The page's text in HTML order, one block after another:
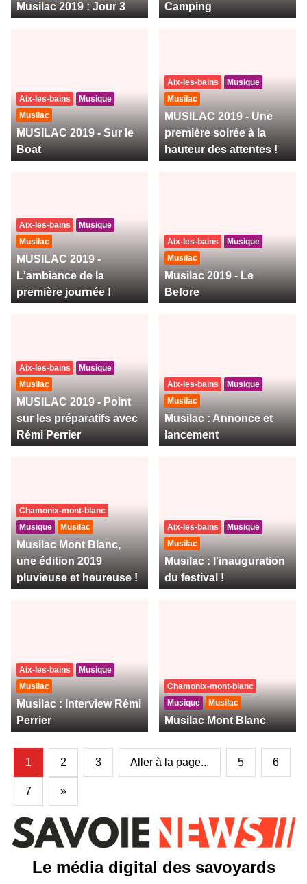
Musilac 2019 : Jour 3
Camping
Aix-les-bains
Musique
Musilac
MUSILAC 2019 - Sur le
Boat
Aix-les-bains
Musique
Musilac
MUSILAC 2019 - Une
première soirée à la
hauteur des attentes !
Aix-les-bains
Musique
Musilac
MUSILAC 2019 -
L'ambiance de la
première journée !
Aix-les-bains
Musique
Musilac
Musilac 2019 - Le
Before
Aix-les-bains
Musique
Musilac
MUSILAC 2019 - Point
sur les préparatifs avec
Rémi Perrier
Aix-les-bains
Musique
Musilac
Musilac : Annonce et
lancement
Chamonix-mont-blanc
Musique
Musilac
Musilac Mont Blanc,
une édition 2019
pluvieuse et heureuse !
Aix-les-bains
Musique
Musilac
Musilac : l'inauguration
du festival !
Aix-les-bains
Musique
Musilac
Musilac : Interview Rémi
Perrier
Chamonix-mont-blanc
Musique
Musilac
Musilac Mont Blanc
1 2 3 Aller à la page... 5 6
7 »
Le média digital des savoyards